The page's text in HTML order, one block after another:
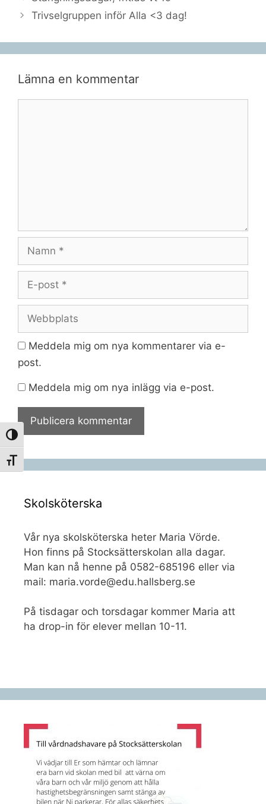
Slå på/av hög kontrast
Slå på/av textstorlek
Trivselgruppen inför Alla <3 dag!
Lämna en kommentar
post
Meddela mig om nya kommentarer via e-
post.
Meddela mig om nya inlägg via e-post.
Skolsköterska
Vår nya skolsköterska heter Maria Vörde.
Hon finns på Stocksätterskolan alla dagar.
Man kan nå henne på 0582-685196 eller via
mail: maria.vorde@edu.hallsberg.se
På tisdagar och torsdagar kommer Maria att
ha drop-in för elever mellan 10-11.